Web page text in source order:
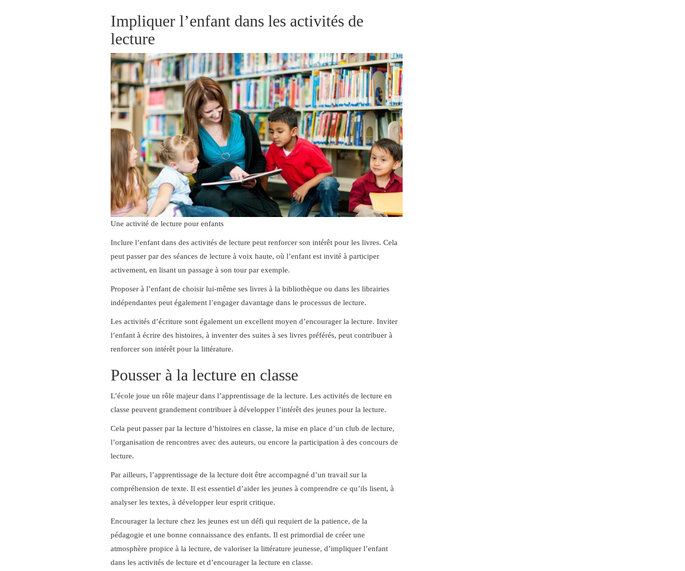
Impliquer l’enfant dans les activités de
lecture
Une activité de lecture pour enfants
Inclure l’enfant dans des activités de lecture peut renforcer son intérêt pour les livres. Cela
peut passer par des séances de lecture à voix haute, où l’enfant est invité à participer
activement, en lisant un passage à son tour par exemple.
Proposer à l’enfant de choisir lui-même ses livres à la bibliothèque ou dans les librairies
indépendantes peut également l’engager davantage dans le processus de lecture.
Les activités d’écriture sont également un excellent moyen d’encourager la lecture. Inviter
l’enfant à écrire des histoires, à inventer des suites à ses livres préférés, peut contribuer à
renforcer son intérêt pour la littérature.
Pousser à la lecture en classe
L’école joue un rôle majeur dans l’apprentissage de la lecture. Les activités de lecture en
classe peuvent grandement contribuer à développer l’intérêt des jeunes pour la lecture.
Cela peut passer par la lecture d’histoires en classe, la mise en place d’un club de lecture,
l’organisation de rencontres avec des auteurs, ou encore la participation à des concours de
lecture.
Par ailleurs, l’apprentissage de la lecture doit être accompagné d’un travail sur la
compréhension de texte. Il est essentiel d’aider les jeunes à comprendre ce qu’ils lisent, à
analyser les textes, à développer leur esprit critique.
Encourager la lecture chez les jeunes est un défi qui requiert de la patience, de la
pédagogie et une bonne connaissance des enfants. Il est primordial de créer une
atmosphère propice à la lecture, de valoriser la littérature jeunesse, d’impliquer l’enfant
dans les activités de lecture et d’encourager la lecture en classe.